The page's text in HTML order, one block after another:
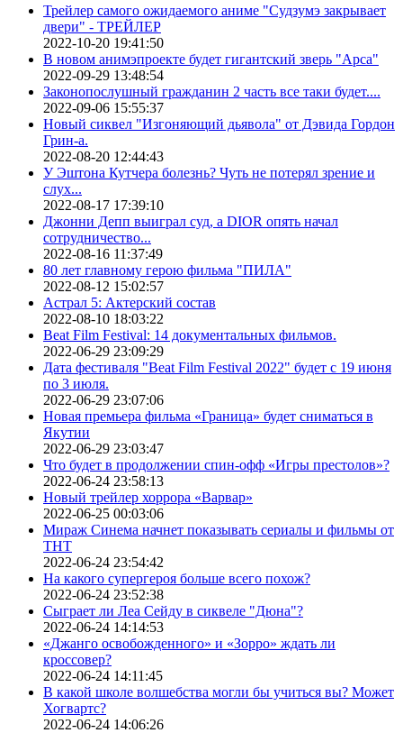
Трейлер самого ожидаемого аниме "Судзумэ закрывает
двери" - ТРЕЙЛЕР
2022-10-20 19:41:50
В новом анимэпроекте будет гигантский зверь "Арса"
2022-09-29 13:48:54
Законопослушный гражданин 2 часть все таки будет....
2022-09-06 15:55:37
Новый сиквел "Изгоняющий дьявола" от Дэвида Гордон
Грин-а.
2022-08-20 12:44:43
У Эштона Кутчера болезнь? Чуть не потерял зрение и
слух...
2022-08-17 17:39:10
Джонни Депп выиграл суд, а DIOR опять начал
сотрудничество...
2022-08-16 11:37:49
80 лет главному герою фильма "ПИЛА"
2022-08-12 15:02:57
Астрал 5: Актерский состав
2022-08-10 18:03:22
Beat Film Festival: 14 документальных фильмов.
2022-06-29 23:09:29
Дата фестиваля "Beat Film Festival 2022" будет с 19 июня
по 3 июля.
2022-06-29 23:07:06
Новая премьера фильма «Граница» будет сниматься в
Якутии
2022-06-29 23:03:47
Что будет в продолжении спин-офф «Игры престолов»?
2022-06-24 23:58:13
Новый трейлер хоррора «Варвар»
2022-06-25 00:03:06
Мираж Синема начнет показывать сериалы и фильмы от
ТНТ
2022-06-24 23:54:42
На какого супергероя больше всего похож?
2022-06-24 23:52:38
Сыграет ли Леа Сейду в сиквеле "Дюна"?
2022-06-24 14:14:53
«Джанго освобожденного» и «Зорро» ждать ли
кроссовер?
2022-06-24 14:11:45
В какой школе волшебства могли бы учиться вы? Может
Хогвартс?
2022-06-24 14:06:26